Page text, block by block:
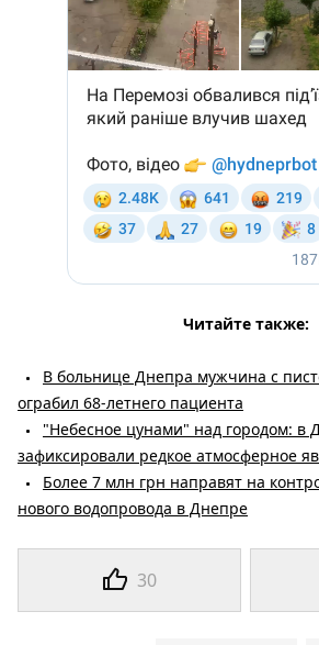
30
Читайте также:
В больнице Днепра мужчина с
ограбил 68-летнего пациента
"Небесное цунами" над городом: в
зафиксировали редкое атмосферное
Более 7 млн ​​грн направят на
нового водопровода в Днепре